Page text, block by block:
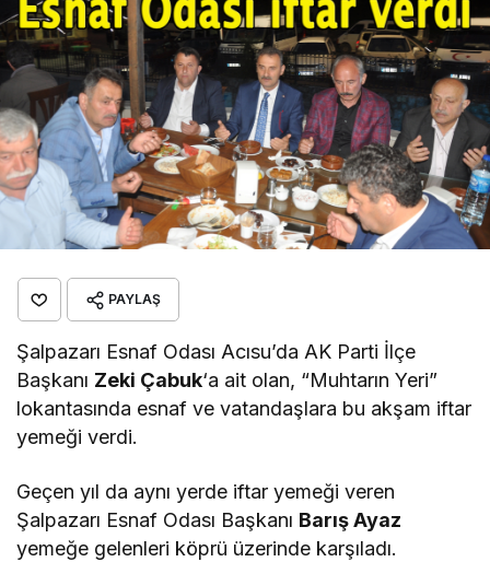
PAYLAŞ
Şalpazarı Esnaf Odası Acısu’da AK Parti İlçe
Başkanı Zeki Çabuk‘a ait olan, “Muhtarın Yeri”
lokantasında esnaf ve vatandaşlara bu akşam iftar
yemeği verdi.
Geçen yıl da aynı yerde iftar yemeği veren
Şalpazarı Esnaf Odası Başkanı Barış Ayaz
yemeğe gelenleri köprü üzerinde karşıladı.